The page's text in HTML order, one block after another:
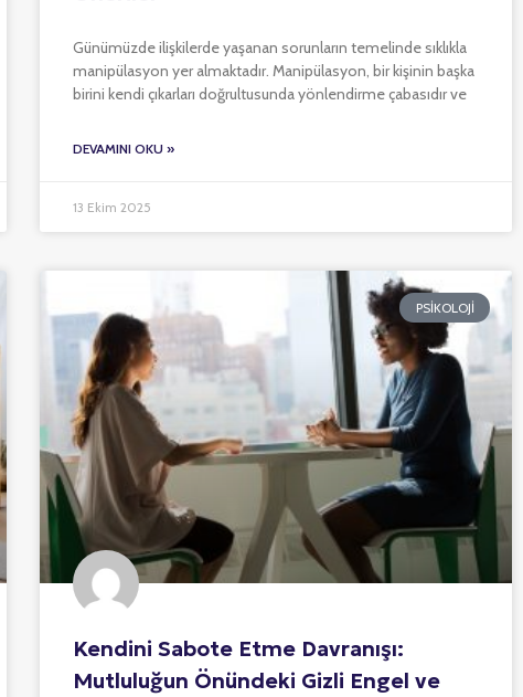
Günümüzde ilişkilerde yaşanan sorunların temelinde sıklıkla
manipülasyon yer almaktadır. Manipülasyon, bir kişinin başka
birini kendi çıkarları doğrultusunda yönlendirme çabasıdır ve
DEVAMINI OKU »
13 Ekim 2025
PSIKOLOJI
Kendini Sabote Etme Davranışı:
Mutluluğun Önündeki Gizli Engel ve